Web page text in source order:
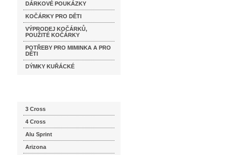
DÁRKOVÉ POUKÁZKY
KOČÁRKY PRO DĚTI
VÝPRODEJ KOČÁRKŮ,
POUŽITÉ KOČÁRKY
POTŘEBY PRO MIMINKA A PRO
DĚTI
DÝMKY KUŘÁCKÉ
3 Cross
4 Cross
Alu Sprint
Arizona